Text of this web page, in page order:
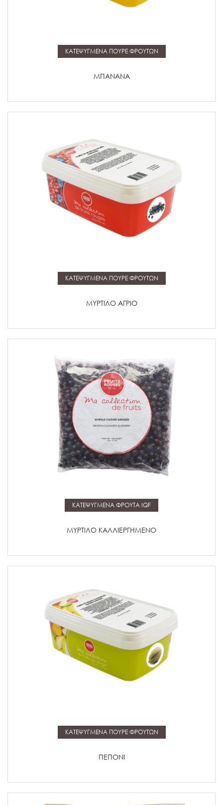
Μάθετε περισσότερα
ΚΑΤΕΨΥΓΜΕΝΑ ΠΟΥΡΕ ΦΡΟΥΤΩΝ
ΜΠΑΝΑΝΑ
Μάθετε περισσότερα
ΚΑΤΕΨΥΓΜΕΝΑ ΠΟΥΡΕ ΦΡΟΥΤΩΝ
ΜΥΡΤΙΛΟ ΑΓΡΙΟ
Μάθετε περισσότερα
ΚΑΤΕΨΥΓΜΕΝΑ ΦΡΟΥΤΑ IQF
ΜΥΡΤΙΛΟ ΚΑΛΛΙΕΡΓΗΜΕΝΟ
Μάθετε περισσότερα
ΚΑΤΕΨΥΓΜΕΝΑ ΠΟΥΡΕ ΦΡΟΥΤΩΝ
ΠΕΠΟΝΙ